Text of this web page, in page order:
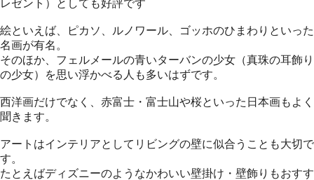
レゼント）としても好評です
絵といえば、ピカソ、ルノワール、ゴッホのひまわりといった
名画が有名。
そのほか、フェルメールの青いターバンの少女（真珠の耳飾り
の少女）を思い浮かべる人も多いはずです。
西洋画だけでなく、赤富士・富士山や桜といった日本画もよく
聞きます。
アートはインテリアとしてリビングの壁に似合うことも大切で
す。
たとえばディズニーのようなかわいい壁掛け・壁飾りもおすす